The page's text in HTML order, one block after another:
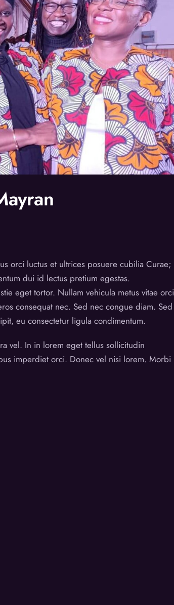
orci luctus et ultrices posuere cubilia Curae;
dui id lectus pretium egestas.
eget tortor. Nullam vehicula metus vitae orci
consequat nec. Sed nec congue diam. Sed
eu consectetur ligula condimentum.
vel. In in lorem eget tellus sollicitudin
imperdiet orci. Donec vel nisi lorem. Morbi